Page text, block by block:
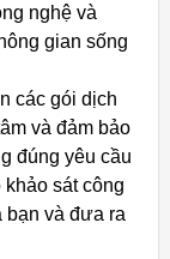
nghệ và
gian sống
các gói dịch
và đảm bảo
đúng yêu cầu
sát công
bạn và đưa ra